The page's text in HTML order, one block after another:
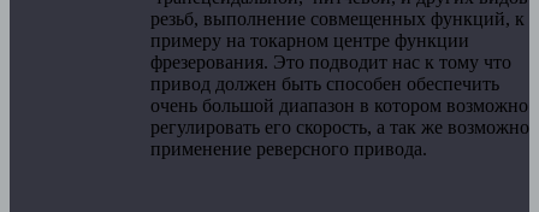
резьб, выполнение совмещенных функций, к
примеру на токарном центре функции
фрезерования. Это подводит нас к тому что
привод должен быть способен обеспечить
очень большой диапазон в котором возможно
регулировать его скорость, а так же возможно
применение реверсного привода.